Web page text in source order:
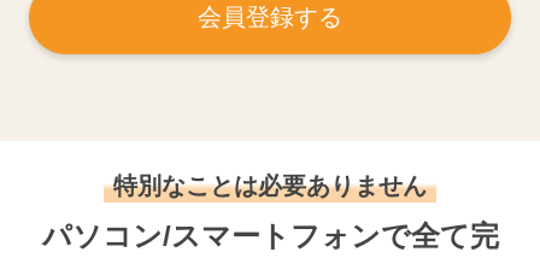
会員登録する
特別なことは必要ありません
パソコン/スマートフォンで全て完